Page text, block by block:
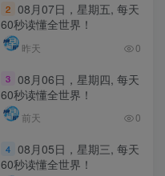
2 08月07日，星期五, 每天
60秒读懂全世界！
昨天 0
3 08月06日，星期四, 每天
60秒读懂全世界！
前天 0
4 08月05日，星期三, 每天
60秒读懂全世界！